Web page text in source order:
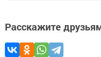
Расскажите